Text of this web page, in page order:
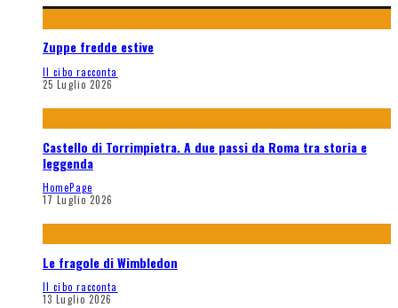
Zuppe fredde estive
Il cibo racconta
25 Luglio 2026
Castello di Torrimpietra. A due passi da Roma tra storia e
leggenda
HomePage
17 Luglio 2026
Le fragole di Wimbledon
Il cibo racconta
13 Luglio 2026